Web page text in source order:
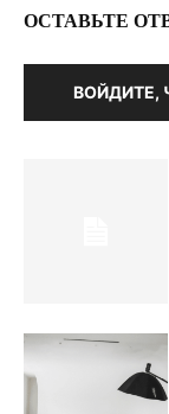
ОСТАВЬТЕ
ВОЙДИТЕ,